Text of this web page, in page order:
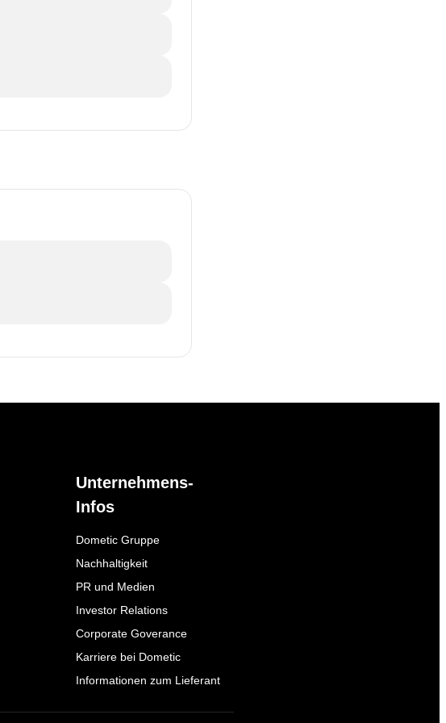
Unternehmens-
Infos
Dometic Gruppe
Nachhaltigkeit
PR und Medien
Investor Relations
Corporate Goverance
Karriere bei Dometic
Informationen zum Lieferant